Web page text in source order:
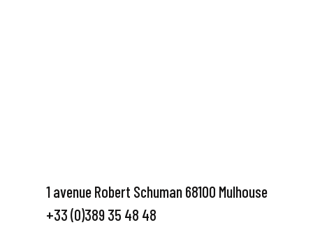
1 avenue Robert Schuman 68100 Mulhouse
+33 (0)389 35 48 48